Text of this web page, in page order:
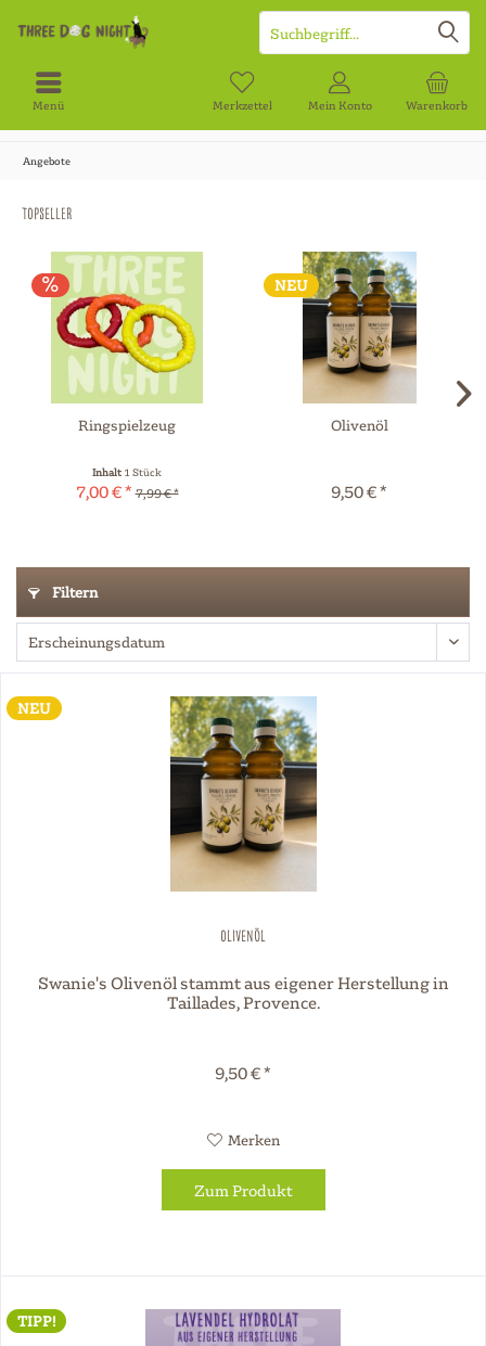
Menü Warenkorb
Merkzettel Mein Konto
Angebote
Topseller
Ringspielzeug
Inhalt 1 Stück
7,00 € * 7,99 € *
NEU
Olivenöl
9,50 € *
Filtern
NEU
Olivenöl
Swanie's Olivenöl stammt aus eigener Herstellung in
Taillades, Provence.
9,50 € *
Merken
Zum Produkt
TIPP!